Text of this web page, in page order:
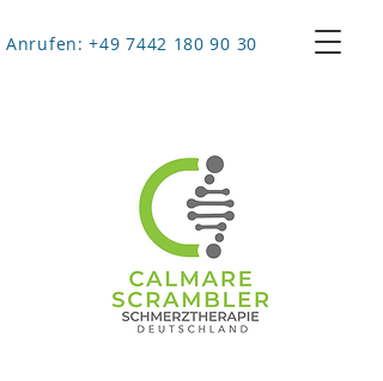
Anrufen: +49 7442 180 90 30